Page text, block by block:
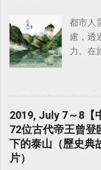
射出金
攀登，
來】 乾
莊，
這樣「
舊稱為
一是當
都市人
慮，透
力。在
餚，
化，豐
這不
次到蘇
約，找
大紅袍
2019, July 7～8【
72位古代帝王曾登
下的泰山（歷史典
片）